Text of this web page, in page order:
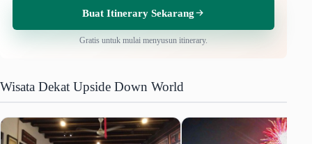
Buat Itinerary Sekarang
Gratis untuk mulai menyusun itinerary.
Wisata Dekat Upside Down World